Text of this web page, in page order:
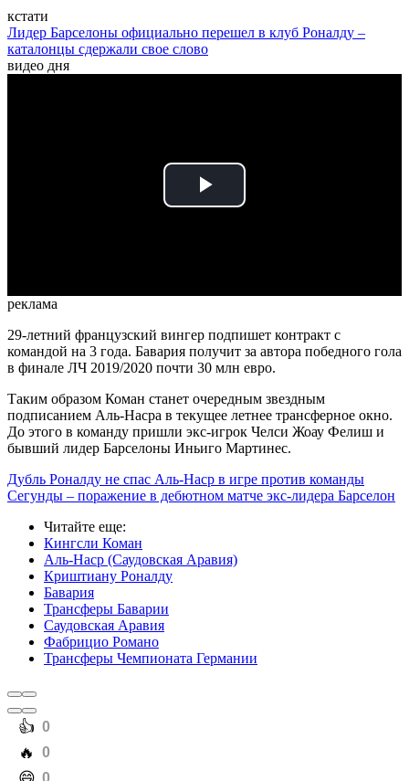
кстати
Лидер Барселоны официально перешел в клуб Роналду –
каталонцы сдержали свое слово
видео дня
Play
реклама
29-летний французский вингер подпишет контракт с
командой на 3 года. Бавария получит за автора победного гола
в финале ЛЧ 2019/2020 почти 30 млн евро.
Таким образом Коман станет очередным звездным
подписанием Аль-Насра в текущее летнее трансферное окно.
До этого в команду пришли экс-игрок Челси Жоау Фелиш и
бывший лидер Барселоны Иньиго Мартинес.
Дубль Роналду не спас Аль-Наср в игре против команды
Сегунды – поражение в дебютном матче экс-лидера Барселон
Читайте еще:
Кингсли Коман
Аль-Наср (Саудовская Аравия)
Криштиану Роналду
Бавария
Трансферы Баварии
Саудовская Аравия
Фабрицио Романо
Трансферы Чемпионата Германии
️👍 0
️🔥 0